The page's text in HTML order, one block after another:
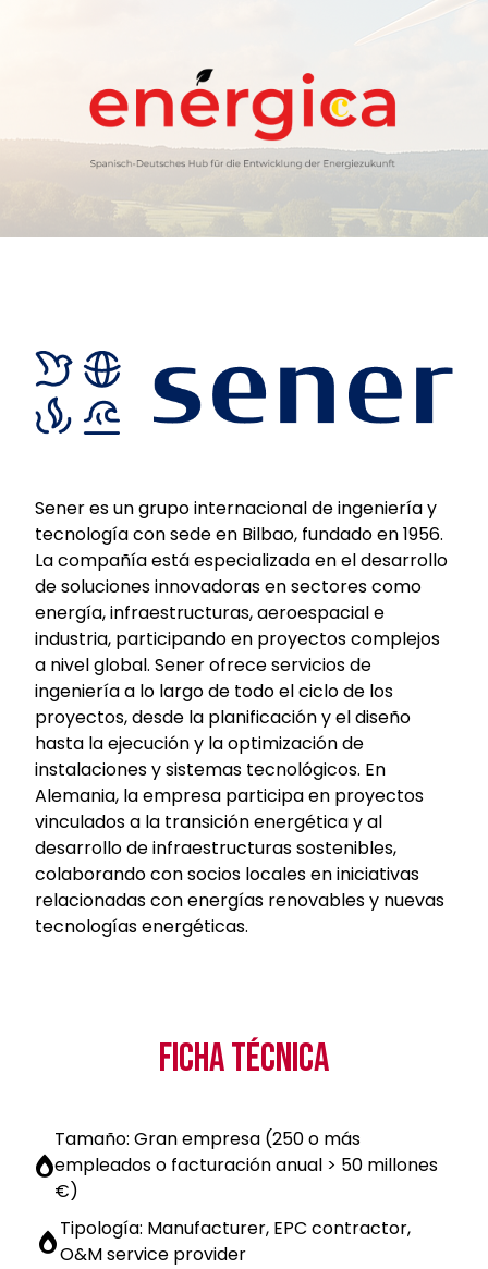
Sener es un grupo internacional de ingeniería y
tecnología con sede en Bilbao, fundado en 1956.
La compañía está especializada en el desarrollo
de soluciones innovadoras en sectores como
energía, infraestructuras, aeroespacial e
industria, participando en proyectos complejos
a nivel global. Sener ofrece servicios de
ingeniería a lo largo de todo el ciclo de los
proyectos, desde la planificación y el diseño
hasta la ejecución y la optimización de
instalaciones y sistemas tecnológicos. En
Alemania, la empresa participa en proyectos
vinculados a la transición energética y al
desarrollo de infraestructuras sostenibles,
colaborando con socios locales en iniciativas
relacionadas con energías renovables y nuevas
tecnologías energéticas.
FICHA TÉCNICA
Tamaño: Gran empresa (250 o más
empleados o facturación anual > 50 millones
€)
Tipología: Manufacturer, EPC contractor,
O&M service provider